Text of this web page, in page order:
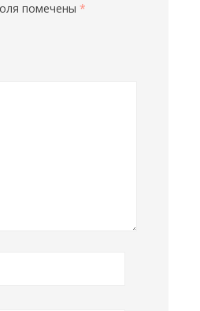
помечены *